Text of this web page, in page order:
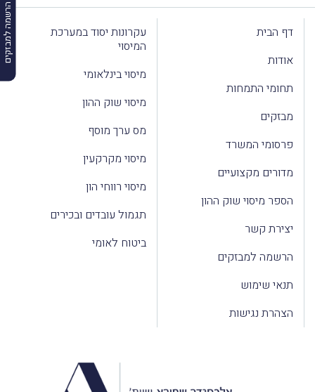
הרשמה למבזקים
דף הבית
אודות
תחומי התמחות
מבזקים
פרסומי המשרד
מדורים מקצועיים
הספר מיסוי שוק ההון
יצירת קשר
הרשמה למבזקים
תנאי שימוש
הצהרת נגישות
עקרונות יסוד במערכת
המיסוי
מיסוי בינלאומי
מיסוי שוק ההון
מס ערך מוסף
מיסוי מקרקעין
מיסוי רווחי הון
תגמול עובדים ובכירים
ביטוח לאומי